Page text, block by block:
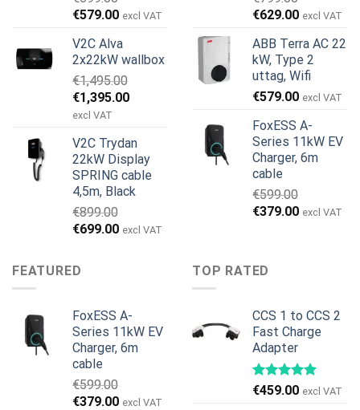
Det
priset
var:
€699.00.
€579.00Det
priset
är:
€579.00.
excl VAT
V2C Alva
2x22kW wallbox
€1,495.00
Det
ursprungliga
var:
€1,495.00.
€1,395.00Det
är:
€1,395.00.
excl VAT
V2C Trydan
22kW Display
SPRING cable
4,5m, Black
€899.00
Det
var:
€699.00Det
excl VAT
Det
priset
var:
€799.00.
€629.00Det
priset
är:
€629.00.
excl VAT
ABB Terra AC 22
kW, Type 2
uttag, Wifi
€579.00 excl VAT
FoxESS A-
Series 11kW EV
Charger, 6m
cable
€599.00
Det
€599.00.
€379.00Det
excl VAT
FEATURED
FoxESS A-
Series 11kW EV
Charger, 6m
cable
€599.00
Det
€379.00Det
excl VAT
TOP RATED
CCS 1 to CCS 2
Fast Charge
Adapter
€459.00 excl VAT